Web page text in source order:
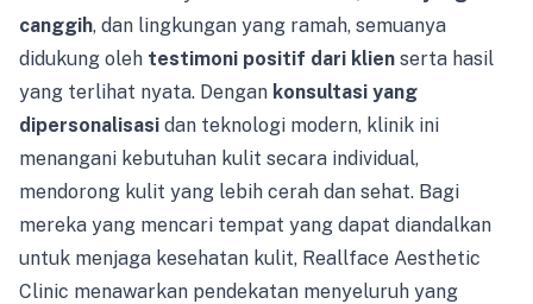
canggih, dan lingkungan yang ramah, semuanya
didukung oleh testimoni positif dari klien serta hasil
yang terlihat nyata. Dengan konsultasi yang
dipersonalisasi dan teknologi modern, klinik ini
menangani kebutuhan kulit secara individual,
mendorong kulit yang lebih cerah dan sehat. Bagi
mereka yang mencari tempat yang dapat diandalkan
untuk menjaga kesehatan kulit, Reallface Aesthetic
Clinic menawarkan pendekatan menyeluruh yang